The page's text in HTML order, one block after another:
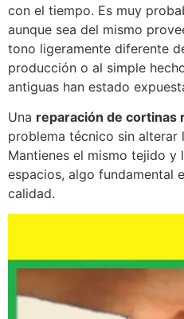
con el tiempo. Es muy
aunque sea del mismo
tono ligeramente diferente
producción o al simple
antiguas han estado
Una reparación de cortinas
problema técnico sin alterar
Mantienes el mismo tejido
espacios, algo fundamental
calidad.